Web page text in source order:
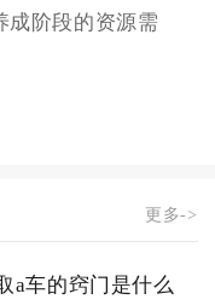
成阶段的资源需
更多->
a车的窍门是什么